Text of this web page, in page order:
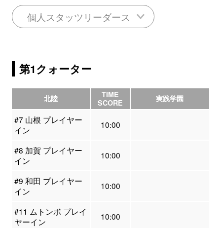
個人スタッツリーダース
第1クォーター
北陸
TIME
SCORE
実践学園
#7 山根 プレイヤー
イン
10:00
#8 加賀 プレイヤー
イン
10:00
#9 和田 プレイヤー
イン
10:00
#11 ムトンボ プレイ
ヤーイン
10:00